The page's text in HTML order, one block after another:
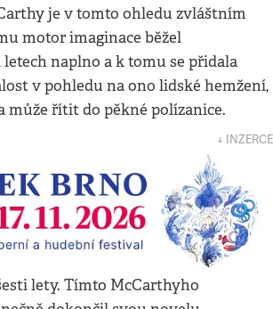
je v tomto ohledu zvláštním
motor imaginace běžel
naplno a k tomu se přidala
v pohledu na ono lidské hemžení,
může řítit do pěkné polízanice.
↓ INZERCE
lety. Tímto McCarthyho